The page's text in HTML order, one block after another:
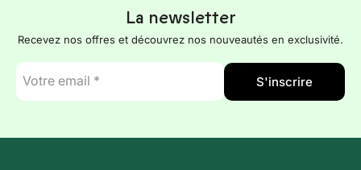
La newsletter
Recevez nos offres et découvrez nos nouveautés en exclusivité.
E-
mail
*
S'inscrire